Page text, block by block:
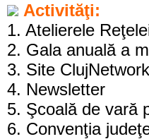
Activităţi:
1. Atelierele
2. Gala anuală a
3. Site
4. Newsletter
5. Şcoală de vară
6. Convenţia